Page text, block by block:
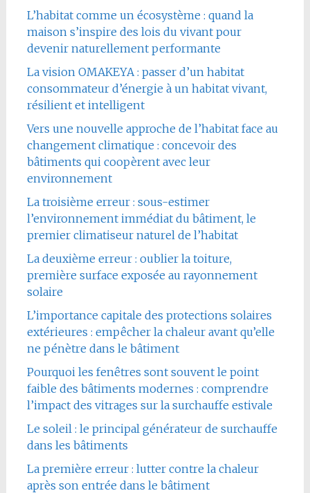
L’habitat comme un écosystème : quand la
maison s’inspire des lois du vivant pour
devenir naturellement performante
La vision OMAKEYA : passer d’un habitat
consommateur d’énergie à un habitat vivant,
résilient et intelligent
Vers une nouvelle approche de l’habitat face au
changement climatique : concevoir des
bâtiments qui coopèrent avec leur
environnement
La troisième erreur : sous-estimer
l’environnement immédiat du bâtiment, le
premier climatiseur naturel de l’habitat
La deuxième erreur : oublier la toiture,
première surface exposée au rayonnement
solaire
L’importance capitale des protections solaires
extérieures : empêcher la chaleur avant qu’elle
ne pénètre dans le bâtiment
Pourquoi les fenêtres sont souvent le point
faible des bâtiments modernes : comprendre
l’impact des vitrages sur la surchauffe estivale
Le soleil : le principal générateur de surchauffe
dans les bâtiments
La première erreur : lutter contre la chaleur
après son entrée dans le bâtiment